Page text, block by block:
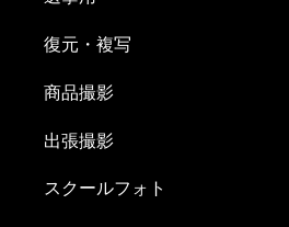
復元・複写
商品撮影
出張撮影
スクールフォト